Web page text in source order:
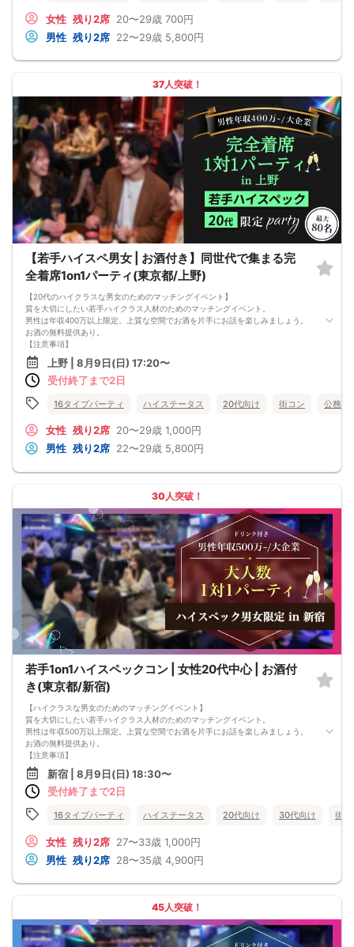
・当日は時間に余裕をもってお越しください。10分以上の遅刻はご参加をお断り
する場合がございます。
【その他】
男女10対10
■飲食
アルコール/ソフトドリンク付き
女性 残り2席 20〜29歳 700円
男性 残り2席 22〜29歳 5,800円
37人突破！
【若手ハイスペ男女 | お酒付き】同世代で集まる完
全着席1on1パーティ(東京都/上野)
【20代のハイクラスな男女のためのマッチングイベント】
質を大切にしたい若手ハイクラス人材のためのマッチングイベント。
男性は年収400万以上限定。上質な空間でお酒を片手にお話を楽しみましょう。
お酒の無料提供あり。
【注意事項】
■当日の持ち物
・公的身分証明書 ※ご提示いただけない方はご参加いただけません
■留意事項
等）によりイベント中止になる可能性もございます。
・当日は時間に余裕をもってお越しください。10分以上の遅刻はご参加をお断り
する場合がございます。
【その他】
男女5対5
■飲食
アルコール/ソフトドリンク付き
上野 | 8月9日(日) 17:20〜
受付終了まで2日
16タイプパーティ ハイステータス 20代向け 街コン 公務員
女性 残り2席 20〜29歳 1,000円
男性 残り2席 22〜29歳 5,800円
30人突破！
若手1on1ハイスペックコン | 女性20代中心 | お酒付
き(東京都/新宿)
【ハイクラスな男女のためのマッチングイベント】
質を大切にしたい若手ハイクラス人材のためのマッチングイベント。
男性は年収500万以上限定。上質な空間でお酒を片手にお話を楽しみましょう。
お酒の無料提供あり。
【注意事項】
■当日の持ち物
・公的身分証明書 ※ご提示いただけない方はご参加いただけません
■留意事項
等）によりイベント中止になる可能性もございます。
・当日は時間に余裕をもってお越しください。10分以上の遅刻はご参加をお断り
する場合がございます。
【その他】
男女5対5
■飲食
アルコール/ソフトドリンク付き
新宿 | 8月9日(日) 18:30〜
受付終了まで2日
16タイプパーティ ハイステータス 20代向け 30代向け 街
女性 残り2席 27〜33歳 1,000円
男性 残り2席 28〜35歳 4,900円
45人突破！